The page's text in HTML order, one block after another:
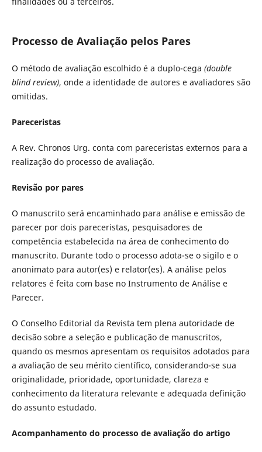
Processo de Avaliação pelos Pares
O método de avaliação escolhido é a duplo-cega (double
blind review), onde a identidade de autores e avaliadores são
omitidas.
Pareceristas
A Rev. Chronos Urg. conta com pareceristas externos para a
realização do processo de avaliação.
Revisão por pares
O manuscrito será encaminhado para análise e emissão de
parecer por dois pareceristas, pesquisadores de
competência estabelecida na área de conhecimento do
manuscrito. Durante todo o processo adota-se o sigilo e o
anonimato para autor(es) e relator(es). A análise pelos
relatores é feita com base no Instrumento de Análise e
Parecer.
O Conselho Editorial da Revista tem plena autoridade de
decisão sobre a seleção e publicação de manuscritos,
quando os mesmos apresentam os requisitos adotados para
a avaliação de seu mérito científico, considerando-se sua
originalidade, prioridade, oportunidade, clareza e
conhecimento da literatura relevante e adequada definição
do assunto estudado.
Acompanhamento do processo de avaliação do artigo